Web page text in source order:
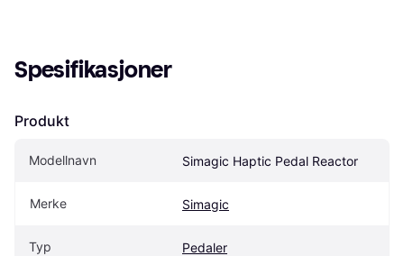
Spesifikasjoner
Produkt
Modellnavn Simagic Haptic Pedal Reactor
Merke Simagic
Typ Pedaler